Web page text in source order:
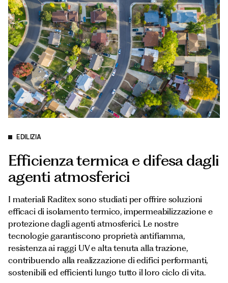
Contatti
Documenti
Italiano
English
Italiano
Media
Carriere
EDILIZIA
Efficienza termica e difesa dagli
agenti atmosferici
I materiali Raditex sono studiati per offrire soluzioni
efficaci di isolamento termico, impermeabilizzazione e
protezione dagli agenti atmosferici. Le nostre
tecnologie garantiscono proprietà antifiamma,
resistenza ai raggi UV e alta tenuta alla trazione,
contribuendo alla realizzazione di edifici performanti,
sostenibili ed efficienti lungo tutto il loro ciclo di vita.